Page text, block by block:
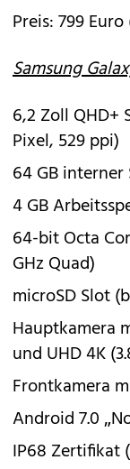
Preis: 799 Euro
Samsung
6,2 Zoll QHD+
Pixel, 529 ppi)
64 GB interner
4 GB
64-bit Octa
GHz Quad)
microSD Slot
Hauptkamera
und UHD 4K
Frontkamera
Android 7.0
IP68 Zertifikat